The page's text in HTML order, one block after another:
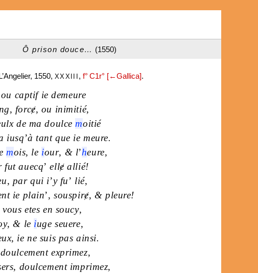
Ô prison douce… (1550)
1550, XXXIII ,f° C1r° [←Gallica].
ou captif ie demeure
, forcɇ, ou inimitié,
de ma doulcemoitié
iusq’à tant que ie meure.
mois, le iour, & l’heure,
fut auecq’ ellɇ allié!
, par qui i’y fu’ lié,
ie plain’, souspirɇ, & pleure!
vous etes en soucy,
, & le iuge seuere,
, ie ne suis pas ainsi.
doulcement exprimez,
, doulcement imprimez,